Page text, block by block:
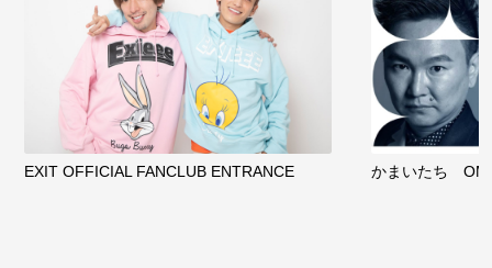
EXIT OFFICIAL FANCLUB ENTRANCE かまいたち